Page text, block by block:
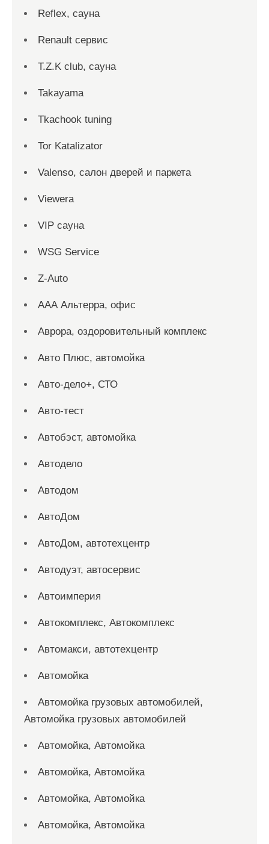
Reflex, сауна
Renault сервис
T.Z.K club, сауна
Takayama
Tkachook tuning
Tor Katalizator
Valenso, салон дверей и паркета
Viewera
VIP сауна
WSG Service
Z-Auto
ААА Альтерра, офис
Аврора, оздоровительный комплекс
Авто Плюс, автомойка
Авто-дело+, СТО
Авто-тест
Автобэст, автомойка
Автодело
Автодом
АвтоДом
АвтоДом, автотехцентр
Автодуэт, автосервис
Автоимперия
Автокомплекс, Автокомплекс
Автомакси, автотехцентр
Автомойка
Автомойка грузовых автомобилей,
Автомойка грузовых автомобилей
Автомойка, Автомойка
Автомойка, Автомойка
Автомойка, Автомойка
Автомойка, Автомойка